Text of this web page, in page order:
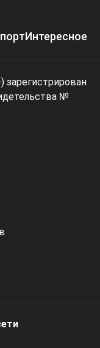
Интересное
зарегистрирован
№